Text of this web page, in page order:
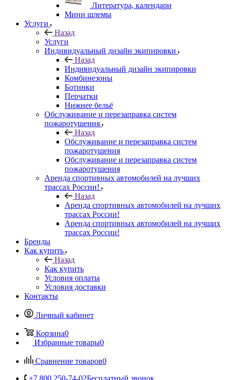
Литература, календари
Мини шлемы
Услуги
Назад
Услуги
Индивидуальный дизайн экипировки
Назад
Индивидуальный дизайн экипировки
Комбинезоны
Ботинки
Перчатки
Нижнее бельё
Обслуживание и перезаправка систем
пожаротушения
Назад
Обслуживание и перезаправка систем
пожаротушения
Обслуживание и перезаправка систем
пожаротушения
Аренда спортивных автомобилей на лучших
трассах России!
Назад
Аренда спортивных автомобилей на лучших
трассах России!
Аренда спортивных автомобилей на лучших
трассах России!
Бренды
Как купить
Назад
Как купить
Условия оплаты
Условия доставки
Контакты
Личный кабинет
Корзина0
Избранные товары0
Сравнение товаров0
+7 800 250-74-02Бесплатный звонок